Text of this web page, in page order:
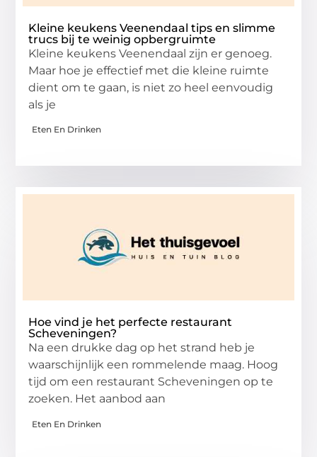
Kleine keukens Veenendaal tips en slimme
trucs bij te weinig opbergruimte
Kleine keukens Veenendaal zijn er genoeg.
Maar hoe je effectief met die kleine ruimte
dient om te gaan, is niet zo heel eenvoudig
als je
Eten En Drinken
Hoe vind je het perfecte restaurant
Scheveningen?
Na een drukke dag op het strand heb je
waarschijnlijk een rommelende maag. Hoog
tijd om een restaurant Scheveningen op te
zoeken. Het aanbod aan
Eten En Drinken